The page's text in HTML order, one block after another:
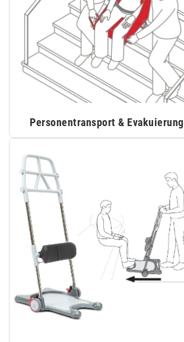
Personentransport & Evakuierung